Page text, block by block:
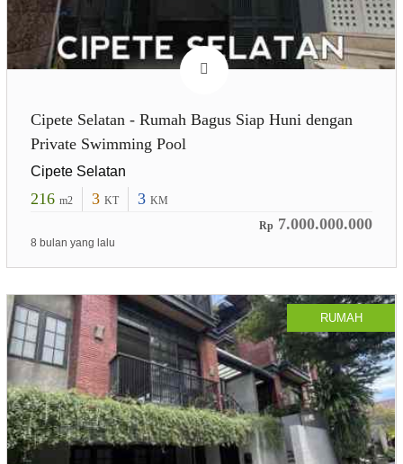
Cipete Selatan - Rumah Bagus Siap Huni dengan
Private Swimming Pool
Cipete Selatan
216 m2 3 KT 3 KM
Rp 7.000.000.000
8 bulan yang lalu
RUMAH